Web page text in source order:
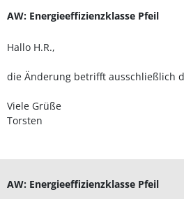
AW: Energieeffizienzklasse Pfeil
Hallo H.R.,
die Änderung betrifft ausschließlich
Viele Grüße
Torsten
AW: Energieeffizienzklasse Pfeil